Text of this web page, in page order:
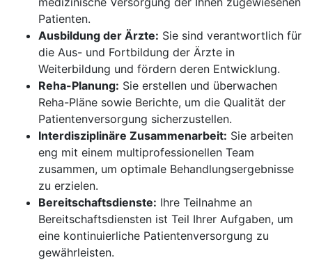
Patienten.
Ausbildung der Ärzte: Sie sind verantwortlich für
die Aus- und Fortbildung der Ärzte in
Weiterbildung und fördern deren Entwicklung.
Reha-Planung: Sie erstellen und überwachen
Reha-Pläne sowie Berichte, um die Qualität der
Patientenversorgung sicherzustellen.
Interdisziplinäre Zusammenarbeit: Sie arbeiten
eng mit einem multiprofessionellen Team
zusammen, um optimale Behandlungsergebnisse
zu erzielen.
Bereitschaftsdienste: Ihre Teilnahme an
Bereitschaftsdiensten ist Teil Ihrer Aufgaben, um
eine kontinuierliche Patientenversorgung zu
gewährleisten.